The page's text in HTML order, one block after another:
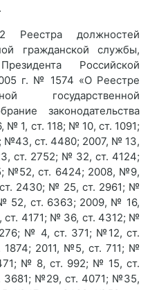
должностей
гражданской службы,
Российской
г. № 1574 «О Реестре
государственной
законодательства
1, ст. 118; № 10, ст. 1091;
№43, ст. 4480; 2007, № 13,
ст. 2752; № 32, ст. 4124;
№52, ст. 6424; 2008, №9,
2430; № 25, ст. 2961; №
52, ст. 6363; 2009, № 16,
4171; № 36, ст. 4312; №
№ 4, ст. 371; №12, ст.
2011, №5, ст. 711; №
№ 8, ст. 992; № 15, ст.
3681; №29, ст. 4071; №35,